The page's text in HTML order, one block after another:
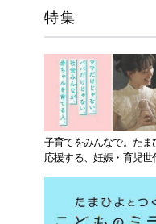
特集
子育てをみんなで。た
応援する、妊娠・育児